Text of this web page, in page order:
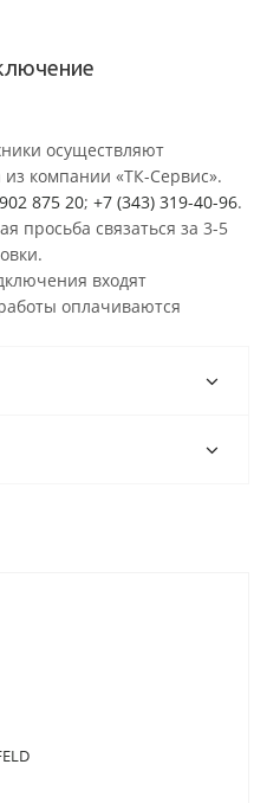
осуществляют
компании «ТК-Сервис».
875 20; +7 (343) 319-40-96.
просьба связаться за 3-5
входят
оплачиваются